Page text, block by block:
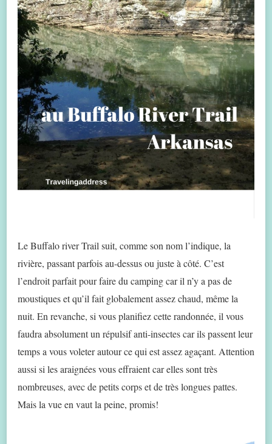
Le Buffalo river Trail suit, comme son nom l’indique, la
rivière, passant parfois au-dessus ou juste à côté. C’est
l’endroit parfaitpour faire du camping car il n’y a pas de
moustiques et qu’il fait globalement assez chaud, même la
nuit. En revanche, si vous planifiez cette randonnée, il vous
faudra absolument un répulsif anti-insectes car ils passent leur
temps a vous voleter autour ce qui est assez agaçant. Attention
aussi si les araignées vous effraient car elles sont très
nombreuses, avec de petits corps et de très longues pattes.
Mais la vue en vaut la peine, promis!